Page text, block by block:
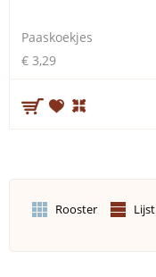
Paaskoekjes
€ 3,29
Rooster Lijst